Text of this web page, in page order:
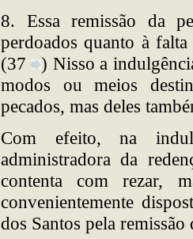
8. Essa remissão da
perdoados quanto à
(37
) Nisso a
modos ou meios
pecados, mas deles
Com efeito, na
administradora da
contenta com rezar,
convenientemente
dos Santos pela